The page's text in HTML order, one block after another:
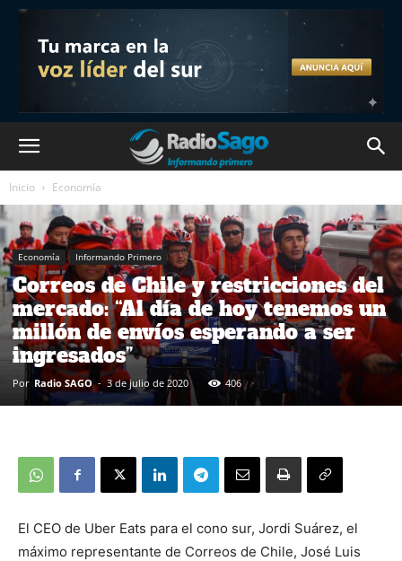
Inicio Economía
Economía Informando Primero
Correos de Chile y restricciones del
mercado: “Al día de hoy tenemos un
millón de envíos esperando a ser
ingresados”
Por Radio SAGO - 3 de julio de 2020 406
El CEO de Uber Eats para el cono sur, Jordi Suárez, el
máximo representante de Correos de Chile, José Luis